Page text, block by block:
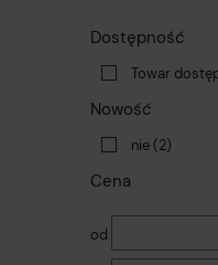
Dostępność
Towar
Cena
od
Nowość
nie (2)